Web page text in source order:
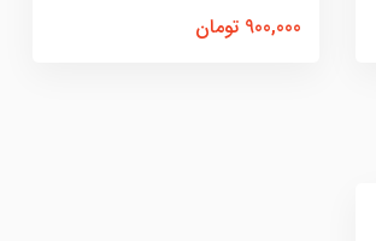
900,000 تومان